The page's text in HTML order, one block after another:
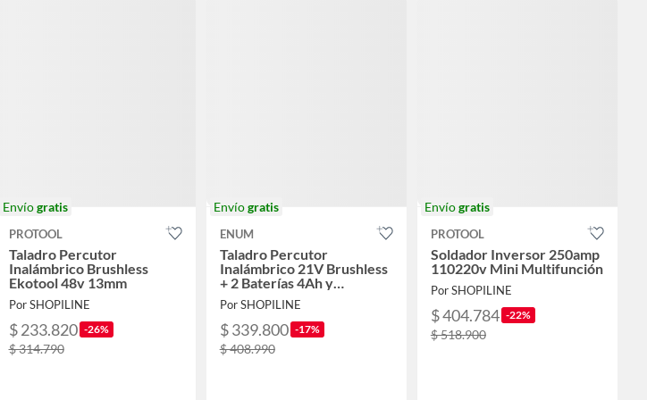
Envíogratis
PROTOOL
Taladro Percutor
Inalámbrico Brushless
Ekotool 48v 13mm
Por SHOPILINE
$ 233.820 -26%
$ 314.790
Envíogratis
ENUM
Taladro Percutor
Inalámbrico 21V Brushless
+ 2 Baterías 4Ah y
Accesorios
Por SHOPILINE
$ 339.800 -17%
$ 408.990
Envíogratis
PROTOOL
Soldador Inversor 250amp
110220v Mini Multifunción
Por SHOPILINE
$ 404.784 -22%
$ 518.900